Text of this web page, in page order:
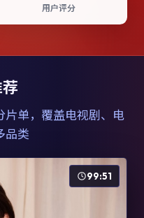
用户评分
片单，覆盖电视剧、电
品类
99:51